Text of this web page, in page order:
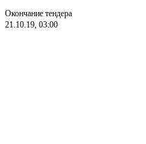
Окончание тендера
21.10.19, 03:00